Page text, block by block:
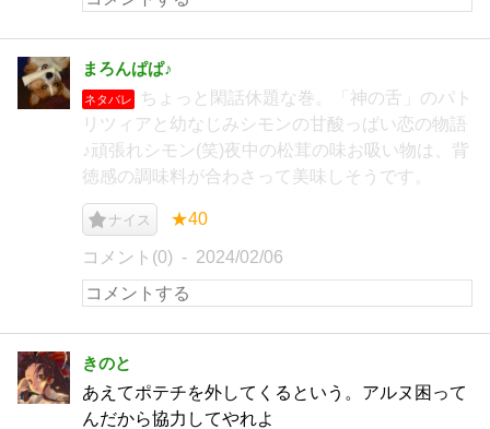
まろんぱぱ♪
ネタバレ
ちょっと閑話休題な巻。「神の舌」のパト
リツィアと幼なじみシモンの甘酸っぱい恋の物語
♪頑張れシモン(笑)夜中の松茸の味お吸い物は、背
徳感の調味料が合わさって美味しそうです。
ナイス ★40
コメント(0) 2024/02/06
きのと
あえてポテチを外してくるという。アルヌ困って
んだから協力してやれよ